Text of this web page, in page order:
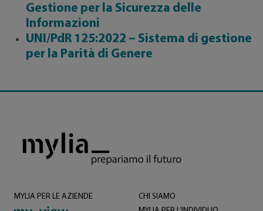
Gestione per la Sicurezza delle
Informazioni
UNI/PdR 125:2022 – Sistema di gestione
per la Parità di Genere
MYLIA PER LE AZIENDE
CHI SIAMO